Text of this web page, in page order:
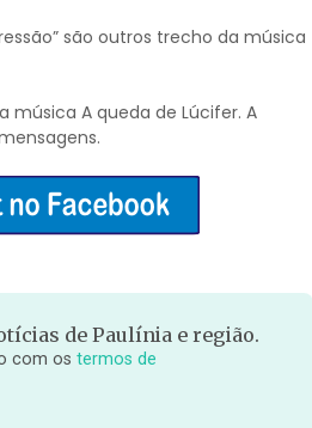
são outros trecho da música
música A queda de Lúcifer. A
de Paulínia e região.
com os termos de